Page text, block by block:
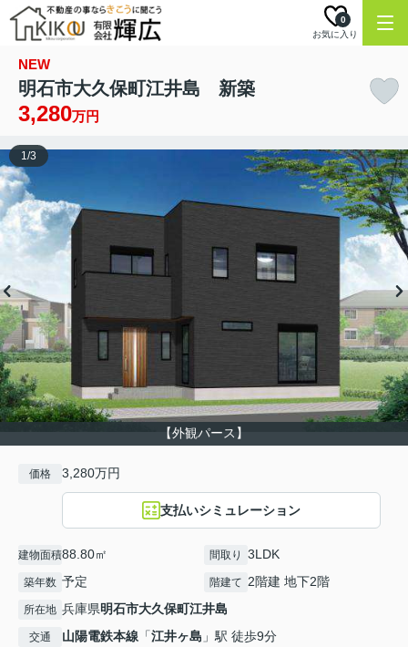
お気に入り
0
NEW
明石市大久保町江井島 新築
3,280万円
【外観パース】
1/3
価格 3,280万円
支払いシミュレーション
建物面積88.80㎡ 間取り 3LDK
築年数 予定 階建て 2階建 地下2階
所在地 兵庫県明石市大久保町江井島
交通 山陽電鉄本線 「江井ヶ島 」駅 徒歩9分